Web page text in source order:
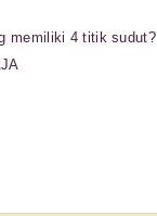
memiliki 4 titik sudut?